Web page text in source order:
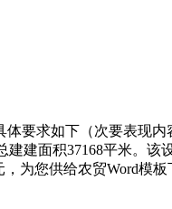
求如下（次要表现
建面积37168平米。
为您供给农贸Word